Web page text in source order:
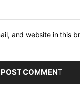
and website in this